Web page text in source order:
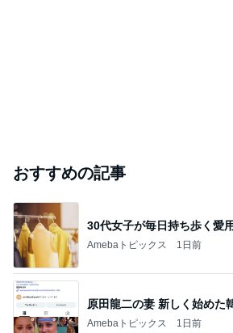
おすすめの記事
30代女子が毎日持ち歩く愛
Amebaトピックス 1日前
原田龍二の妻 新しく始めた
Amebaトピックス 1日前